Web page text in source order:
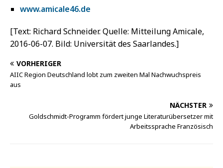
www.amicale46.de
[Text: Richard Schneider. Quelle: Mitteilung Amicale,
2016-06-07. Bild: Universität des Saarlandes.]
VORHERIGER
AIIC Region Deutschland lobt zum zweiten Mal Nachwuchspreis
aus
NÄCHSTER
Goldschmidt-Programm fördert junge Literaturübersetzer mit
Arbeitssprache Französisch